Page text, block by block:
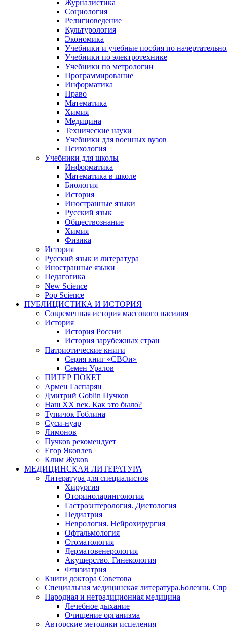
Журналистика
Социология
Религиоведение
Культурология
Экономика
Учебники и учебные посбия по
Учебники по электротехнике
Учебники по метрологии
Программирование
Информатика
Право
Математика
Химия
Медицина
Технические науки
Учебники для военных вузов
Психология
Учебники для школы
Информатика
Математика в школе
Биология
История
Иностранные языки
Русский язык
Обществознание
Химия
Физика
История
Русский язык и литература
Иностранные языки
Педагогика
New Science
Pop Science
ПУБЛИЦИСТИКА И ИСТОРИЯ
Современная история массового насилия
История
История России
История зарубежных стран
Патриотические книги
Серия книг «СВОи»
Семен Уралов
ПИТЕР ПОКЕТ
Армен Гаспарян
Дмитрий Goblin Пучков
Наш XX век. Как это было?
Тупичок Гоблина
Суси-нуар
Лимонов
Пучков рекомендует
Егор Яковлев
Клим Жуков
МЕДИЦИНСКАЯ ЛИТЕРАТУРА
Литература для специалистов
Хирургия
Оториноларингология
Гастроэнтерология. Диетология
Педиатрия
Неврология. Нейрохирургия
Офтальмология
Стоматология
Дерматовенерология
Акушерство. Гинекология
Фтизиатрия
Книги доктора Советова
Специальная медицинская литература.Болезни.
Народная и нетрадиционная медицина
Лечебное дыхание
Очищение организма
Авторские методики исцеления